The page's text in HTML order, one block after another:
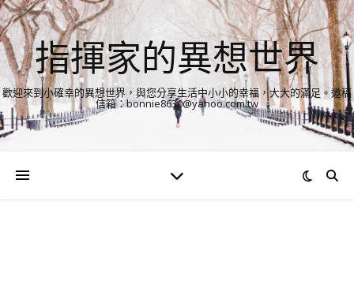
指揮家的異想世界
歡迎來到小確幸的異想世界，與您分享生活中小小的幸福，大大的滿足。邀稿
信箱：bonnie8630@yahoo.com.tw